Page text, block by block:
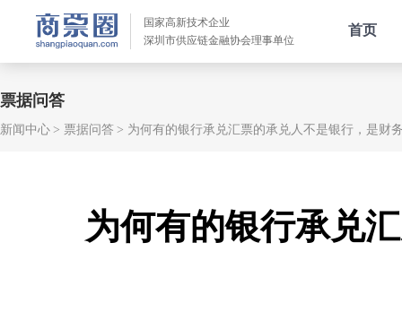
国家高新技术企业
深圳市供应链金融协会理事单位
首页
票据问答
新闻中心 票据问答 为何有的银行承兑汇票的承兑人不是银行，是财
为何有的银行承兑